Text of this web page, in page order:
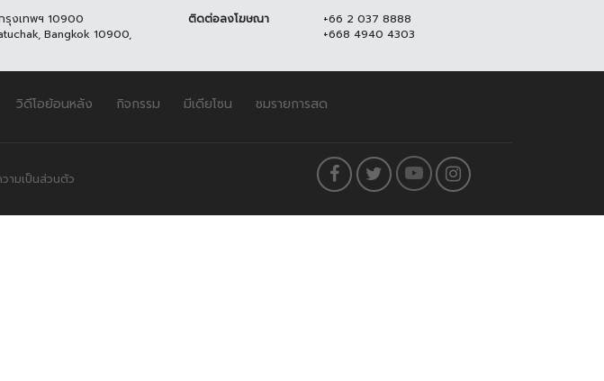
รุงเทพฯ 10900
Bangkok 10900,
ติดต่อลงโฆษณา
+66 2 037 8888
+668 4940 4303
วิดีโอย้อนหลัง กิจกรรม มีเดียโซน ชมรายการสด
ามเป็นส่วนตัว